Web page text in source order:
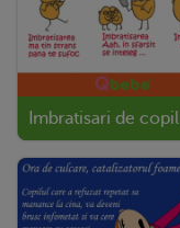
Imbratisari de copil